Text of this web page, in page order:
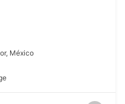
, México